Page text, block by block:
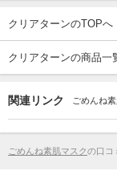
クリアターンのTOPへ
クリアターンの商品一
関連リンク ごめんね
ごめんね素肌マスクの口コ